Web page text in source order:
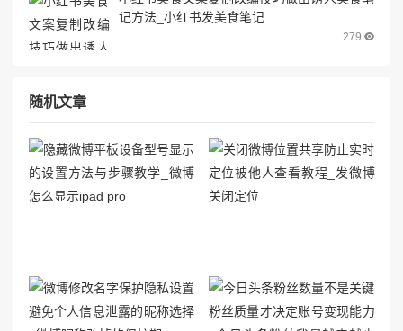
记方法_小红书发美食笔记
279
随机文章